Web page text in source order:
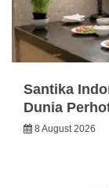
Santika
Dunia
8 August 2026